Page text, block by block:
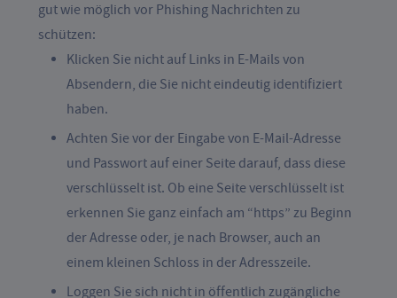
gut wie möglich vor Phishing Nachrichten zu
schützen:
Klicken Sie nicht auf Links in E-Mails von
Absendern, die Sie nicht eindeutig identifiziert
haben.
Achten Sie vor der Eingabe von E-Mail-Adresse
und Passwort auf einer Seite darauf, dass diese
verschlüsselt ist. Ob eine Seite verschlüsselt ist
erkennen Sie ganz einfach am “https” zu Beginn
der Adresse oder, je nach Browser, auch an
einem kleinen Schloss in der Adresszeile.
Loggen Sie sich nicht in öffentlich zugängliche